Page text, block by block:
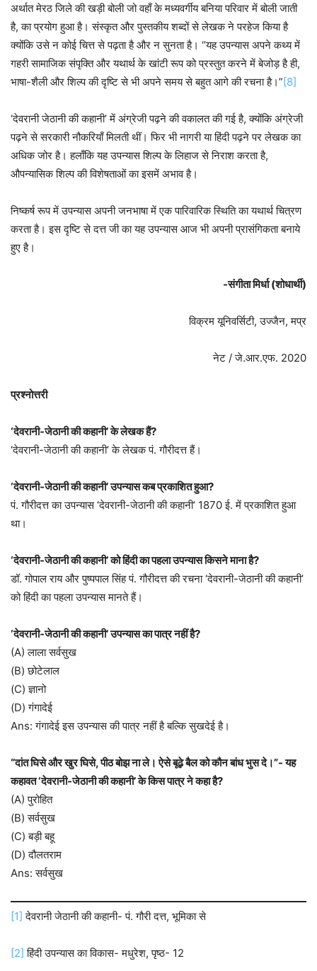
अर्थात मेरठ जिले की खड़ी बोली जो वहाँ के मध्यवर्गीय बनिया परिवार में बोली जाती
है, का प्रयोग हुआ है। संस्कृत और पुस्तकीय शब्दों से लेखक ने परहेज किया है
क्योंकि उसे न कोई चित्त से पढ़ता है और न सुनता है। “यह उपन्यास अपने कथ्य में
गहरी सामाजिक संपृक्ति और यथार्थ के खांटी रूप को प्रस्तुत करने में बेजोड़ है ही,
भाषा-शैली और शिल्प की दृष्टि से भी अपने समय से बहुत आगे की रचना है।”[8]
‘देवरानी जेठानी की कहानी’ में अंग्रेजी पढ़ने की वकालत की गई है, क्योंकि अंग्रेजी
पढ़ने से सरकारी नौकरियाँ मिलती थीं। फिर भी नागरी या हिंदी पढ़ने पर लेखक का
अधिक जोर है। हलाँकि यह उपन्यास शिल्प के लिहाज से निराश करता है,
औपन्यासिक शिल्प की विशेषताओं का इसमें अभाव है।
निष्कर्ष रूप में उपन्यास अपनी जनभाषा में एक पारिवारिक स्थिति का यथार्थ चित्रण
करता है। इस दृष्टि से दत्त जी का यह उपन्यास आज भी अपनी प्रासंगिकता बनाये
हुए है।
-संगीता मिर्धा (शोधार्थी)
विक्रम यूनिवर्सिटी, उज्जैन, मप्र
नेट / जे.आर.एफ. 2020
प्रश्नोत्तरी
‘देवरानी-जेठानी की कहानी’ के लेखक हैं?
‘देवरानी-जेठानी की कहानी’ के लेखक पं. गौरीदत्त हैं।
‘देवरानी-जेठानी की कहानी’ उपन्यास कब प्रकाशित हुआ?
पं. गौरीदत्त का उपन्यास ‘देवरानी-जेठानी की कहानी’ 1870 ई. में प्रकाशित हुआ
था।
‘देवरानी-जेठानी की कहानी’ को हिंदी का पहला उपन्यास किसने माना है?
डॉ. गोपाल राय और पुष्पपाल सिंह पं. गौरीदत्त की रचना ‘देवरानी-जेठानी की कहानी’
को हिंदी का पहला उपन्यास मानते हैं।
‘देवरानी-जेठानी की कहानी’ उपन्यास का पात्र नहीं है?
(A) लाला सर्वसुख
(B) छोटेलाल
(C) ज्ञानो
(D) गंगादेई
Ans: गंगादेई इस उपन्यास की पात्र नहीं है बल्कि सुखदेई है।
“दांत घिसे और खुर घिसे, पीठ बोझ ना ले। ऐसे बूढ़े बैल को कौन बांध भुस दे।”- यह
कहावत ‘देवरानी-जेठानी की कहानी’ के किस पात्र ने कहा है?
(A) पुरोहित
(B) सर्वसुख
(C) बड़ी बहू
(D) दौलतराम
Ans: सर्वसुख
[1] देवरानी जेठानी की कहानी- पं. गौरी दत्त, भूमिका से
[2] हिंदी उपन्यास का विकास- मधुरेश, पृष्ठ- 12